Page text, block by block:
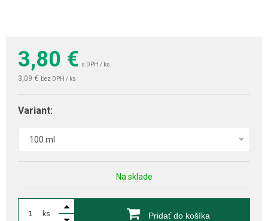
3,80 € s DPH / ks
3,09 € bez DPH / ks
Variant:
100 ml
Na sklade
ks Pridať do košíka